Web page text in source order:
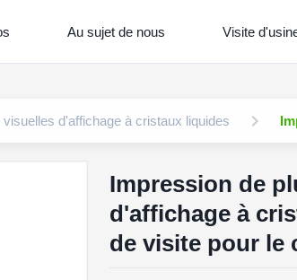
Au sujet de nous Visite
d'affichage à cristaux liquides
Impression de
d'affichage à
de visite pour le